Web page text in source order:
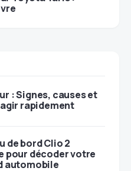
: Signes, causes et
rapidement
de bord Clio 2
pour décoder votre
automobile